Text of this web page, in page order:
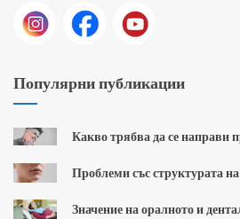
Популярни публикации
Какво трябва да се направи
Проблеми със структурата
Значение на оралното и